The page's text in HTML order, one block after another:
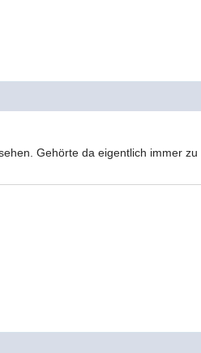
Gehörte da eigentlich immer